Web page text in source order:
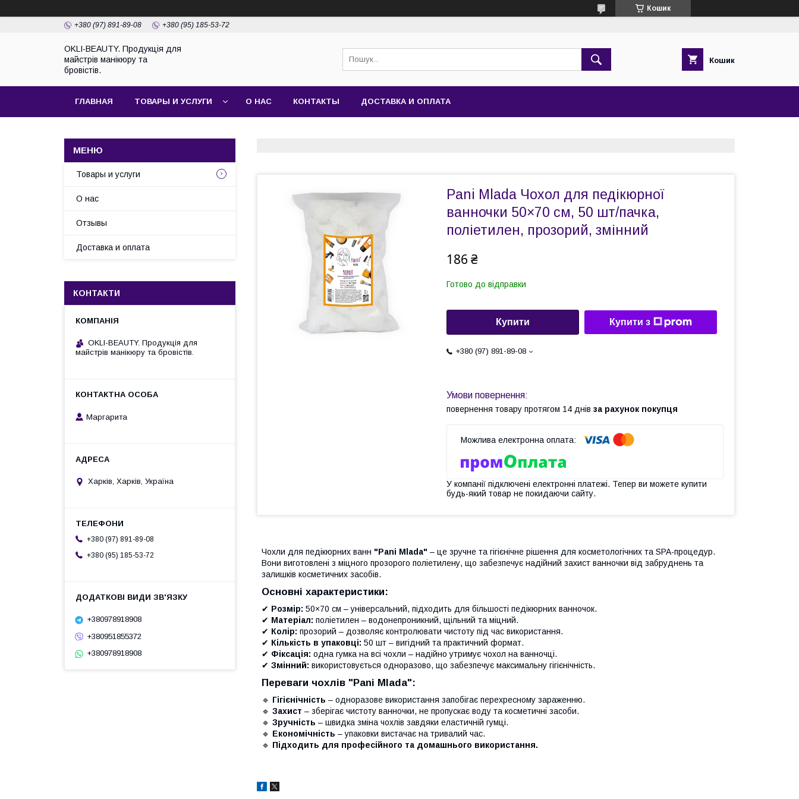
Кошик
+380 (97) 891-89-08 +380 (95) 185-53-72
OKLI-BEAUTY. Продукція для
майстрів манікюру та
бровістів.
Кошик
ГЛАВНАЯ ТОВАРЫ И УСЛУГИ О НАС КОНТАКТЫ ДОСТАВКА И ОПЛАТА
Pani Mlada Чохол для педікюрної
ванночки 50×70 см, 50 шт/пачка,
поліетилен, прозорий, змінний
186 ₴
Готово до відправки
Купити Купити з
+380 (97) 891-89-08
повернення товару протягом 14 днів за рахунок покупця
У компанії підключені електронні платежі. Тепер ви можете купити
будь-який товар не покидаючи сайту.
Чохли для педікюрних ванн "Pani Mlada" – це зручне та гігієнічне рішення для косметологічних та SPA-процедур.
Вони виготовлені з міцного прозорого поліетилену, що забезпечує надійний захист ванночки від забруднень та
залишків косметичних засобів.
Основні характеристики:
✔ Розмір: 50×70 см – універсальний, підходить для більшості педікюрних ванночок.
✔ Матеріал: поліетилен – водонепроникний, щільний та міцний.
✔ Колір: прозорий – дозволяє контролювати чистоту під час використання.
✔ Кількість в упаковці: 50 шт – вигідний та практичний формат.
✔ Фіксація: одна гумка на всі чохли – надійно утримує чохол на ванночці.
✔ Змінний: використовується одноразово, що забезпечує максимальну гігієнічність.
Переваги чохлів "Pani Mlada":
🔹 Гігієнічність – одноразове використання запобігає перехресному зараженню.
🔹 Захист – зберігає чистоту ванночки, не пропускає воду та косметичні засоби.
🔹 Зручність – швидка зміна чохлів завдяки еластичній гумці.
🔹 Економічність – упаковки вистачає на тривалий час.
🔹 Підходить для професійного та домашнього використання.
Товары и услуги
О нас
Отзывы
Доставка и оплата
КОНТАКТИ
OKLI-BEAUTY. Продукція для
майстрів манікюру та бровістів.
Маргарита
Харків, Харків, Україна
+380 (97) 891-89-08
+380 (95) 185-53-72
+380978918908
+380951855372
+380978918908